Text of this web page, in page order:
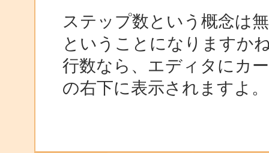
ステップ数という概念は
ということになりますか
行数なら、エディタにカ
の右下に表示されますよ。